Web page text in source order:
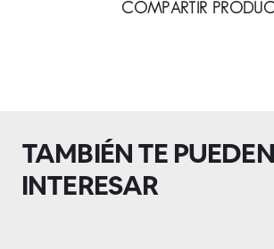
COMPARTIR
TAMBIÉN TE PUEDEN
INTERESAR